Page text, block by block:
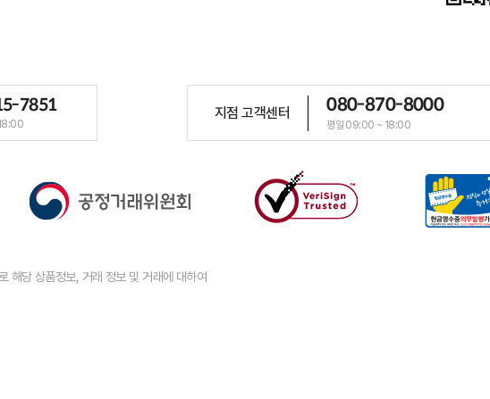
7851 지점 고객센터 080-870-8000
평일 09:00 ~ 18:00
해당 상품정보, 거래 정보 및 거래에 대하여